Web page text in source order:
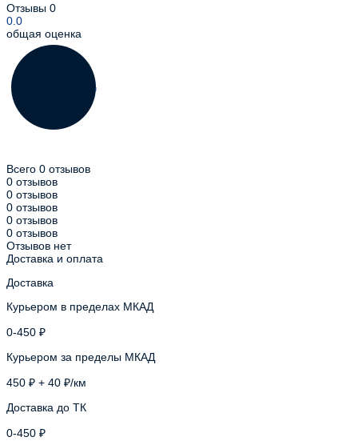
Отзывы 0
0.0
общая оценка
Всего 0 отзывов
0 отзывов
0 отзывов
0 отзывов
0 отзывов
0 отзывов
Отзывов нет
Доставка и оплата
Доставка
Курьером в пределах МКАД
0-450 ₽
Курьером за пределы МКАД
450 ₽ + 40 ₽/км
Доставка до ТК
0-450 ₽